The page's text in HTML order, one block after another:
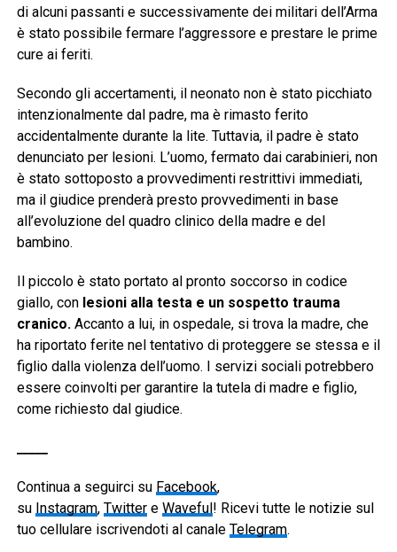
di alcuni passanti e successivamente dei militari dell’Arma
è stato possibile fermare l’aggressore e prestare le prime
cure ai feriti.
Secondo gli accertamenti, il neonato non è stato picchiato
intenzionalmente dal padre, ma è rimasto ferito
accidentalmente durante la lite. Tuttavia, il padre è stato
denunciato per lesioni. L’uomo, fermato dai carabinieri, non
è stato sottoposto a provvedimenti restrittivi immediati,
ma il giudice prenderà presto provvedimenti in base
all’evoluzione del quadro clinico della madre e del
bambino.
Il piccolo è stato portato al pronto soccorso in codice
giallo, con lesioni alla testa e un sospetto trauma
cranico. Accanto a lui, in ospedale, si trova la madre, che
ha riportato ferite nel tentativo di proteggere se stessa e il
figlio dalla violenza dell’uomo. I servizi sociali potrebbero
essere coinvolti per garantire la tutela di madre e figlio,
come richiesto dal giudice.
Continua a seguirci su Facebook,
su Instagram, Twittere Waveful! Ricevi tutte le notizie sul
tuo cellulare iscrivendoti al canale Telegram.